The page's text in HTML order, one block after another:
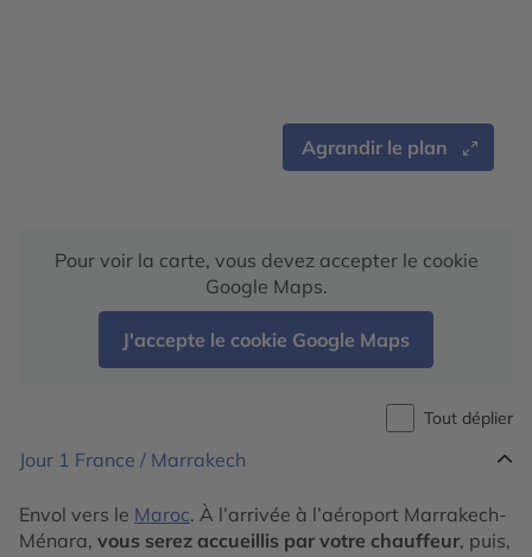
Agrandir le plan
Pour voir la carte, vous devez accepter le cookie
Google Maps.
J'accepte le cookie Google Maps
Tout déplier
Jour 1 France / Marrakech
Envol vers le Maroc. À l’arrivée à l’aéroport Marrakech-
Ménara, vous serez accueillis par votre chauffeur, puis,